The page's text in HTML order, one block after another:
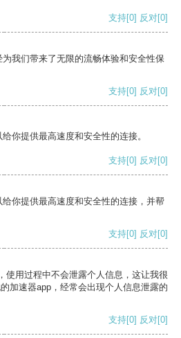
支持[0] 反对[0]
我们带来了无限的流畅体验和安全性保
支持[0] 反对[0]
你提供最高速度和安全性的连接。
支持[0] 反对[0]
你提供最高速度和安全性的连接，并帮
支持[0] 反对[0]
使用过程中不会泄露个人信息，这让我很
加速器app，经常会出现个人信息泄露的
支持[0] 反对[0]